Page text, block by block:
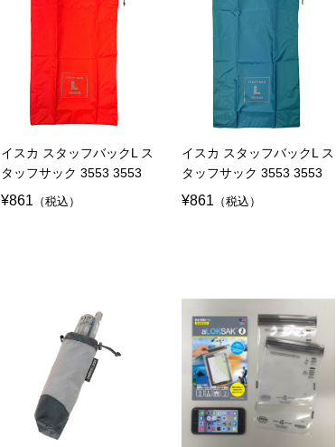
イスカ スタッフバックL ス
タッフサック 3553 3553
¥861 （税込）
イスカ スタッフバックL ス
タッフサック 3553 3553
¥861 （税込）